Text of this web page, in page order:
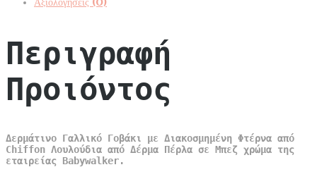
Αξιολογήσεις (0)
Περιγραφή
Προιόντος
Δερμάτινο Γαλλικό Γοβάκι με Διακοσμημένη Φτέρνα από
Chiffon Λουλούδια από Δέρμα Πέρλα σε Μπεζ χρώμα της
εταιρείας Babywalker.